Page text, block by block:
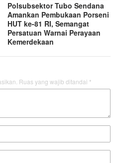
Polsubsektor Tubo Sendana
Amankan Pembukaan Porseni
HUT ke-81 RI, Semangat
Persatuan Warnai Perayaan
Kemerdekaan
Ruas yang wajib ditandai *